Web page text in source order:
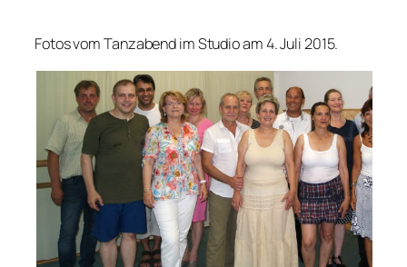
Fotos vom Tanzabend im Studio am 4. Juli 2015.